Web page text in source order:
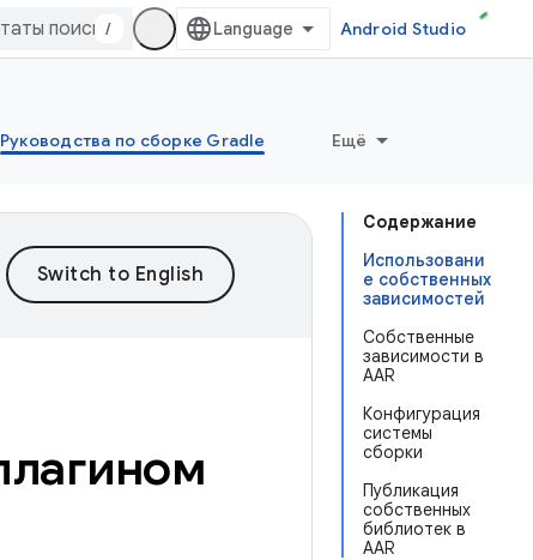
/ Android Studio
Руководства по сборке Gradle Ещё
Содержание
Использовани
е собственных
зависимостей
Собственные
зависимости в
AAR
Конфигурация
системы
сборки
Публикация
собственных
библиотек в
AAR